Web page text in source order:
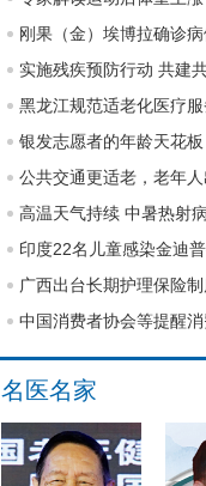
刚果（金）埃博拉确诊
实施残疾预防行动 共建
黑龙江规范适老化医疗服
银发志愿者的年龄天花
公共交通更适老，老年
印度22名儿童感染金迪
广西出台长期护理保险
中国消费者协会等提醒
名医名家